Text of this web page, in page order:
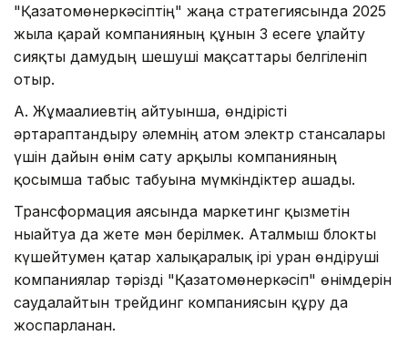
"Қазатомөнеркәсіптің" жаңа стратегиясында 2025
жылға қарай компанияның құнын 3 есеге ұлғайту
сияқты дамудың шешуші мақсаттары белгіленіп
отыр.
А. Жұмағалиевтің айтуынша, өндірісті
әртараптандыру әлемнің атом электр стансалары
үшін дайын өнім сату арқылы компанияның
қосымша табыс табуына мүмкіндіктер ашады.
Трансформация аясында маркетинг қызметін
нығайтуға да жете мән берілмек. Аталмыш блокты
күшейтумен қатар xалықаралық ірі уран өндіруші
компаниялар тәрізді "Қазатомөнеркәсіп" өнімдерін
саудалайтын трейдинг компаниясын құру да
жоспарланған.